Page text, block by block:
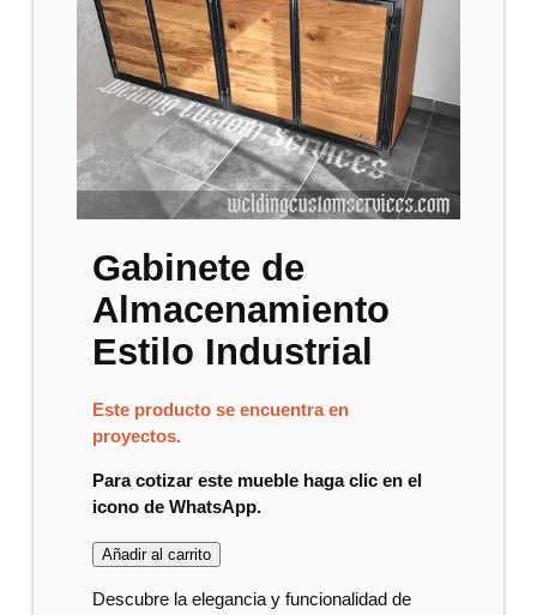
Gabinete de
Almacenamiento
Estilo Industrial
Este producto se encuentra en
proyectos.
Para cotizar este mueble haga clic en el
icono de WhatsApp.
Añadir al carrito
Descubre la elegancia y funcionalidad de